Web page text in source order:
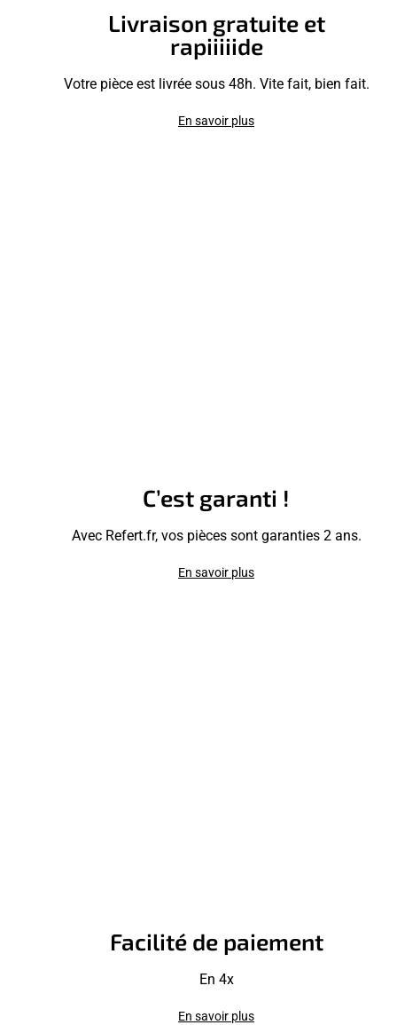
Livraison gratuite et
rapiiiiide
Votre pièce est livrée sous 48h. Vite fait, bien fait.
En savoir plus
C’est garanti !
Avec Refert.fr, vos pièces sont garanties 2 ans.
En savoir plus
Facilité de paiement
En 4x
En savoir plus